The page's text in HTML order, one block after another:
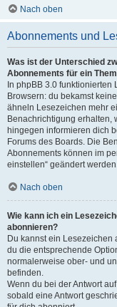
Nach oben
Abonnements und
Was ist der Unterschied
Abonnements für ein
In phpBB 3.0
Browsern: du bekamst
ähneln Lesezeichen mehr
Benachrichtigung erhalten,
hingegen informieren dich
Forums des Boards. Die
Abonnements können im
einstellen“ geändert
Nach oben
Wie kann ich ein
abonnieren?
Du kannst ein Lesezeichen
du die entsprechende
normalerweise ober- und
befinden.
Wenn du bei der Antwort
sobald eine Antwort